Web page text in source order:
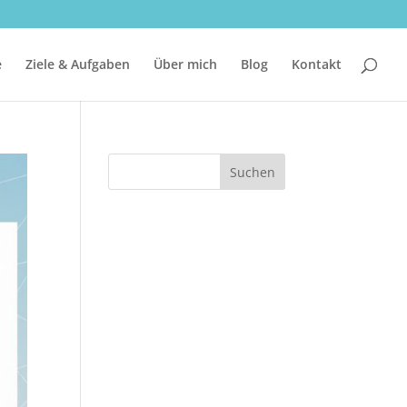
Ziele & Aufgaben Über mich Blog Kontakt
Suchen